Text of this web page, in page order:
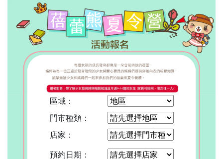
區域：
門市種類：
店家：
預約日期：